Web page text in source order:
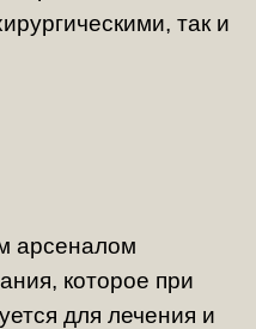
так и
арсеналом
которое при
для лечения и